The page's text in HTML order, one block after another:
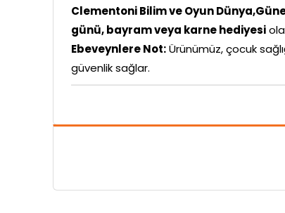
Clementoni Bilim ve Oyun
günü, bayram veya karne hediyesi
Ebeveynlere Not:Ürünümüz, çocuk
güvenlik sağlar.